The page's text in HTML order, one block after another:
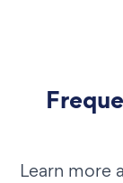
Learn more